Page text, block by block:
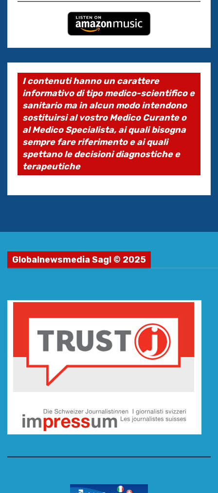
I contenuti hanno un carattere
informativo di tipo medico-scientifico e
sanitario ma in alcun modo intendono
sostituirsi al vostro Medico Curante o
al Medico Specialista, ai quali bisogna
sempre fare riferimento e ai quali
spettano le decisioni diagnostiche e
terapeutiche
Globalnewsmedia Sagl © 2025